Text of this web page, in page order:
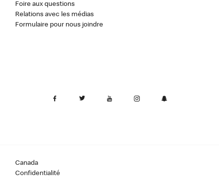
Foire aux questions
Relations avec les médias
Formulaire pour nous joindre
Canada
Confidentialité